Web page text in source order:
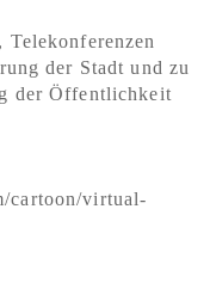
der Stadt und zu
der Öffentlichkeit
cartoon/virtual-